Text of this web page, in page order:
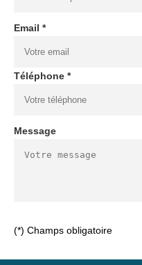
Email *
Téléphone *
Message
(*) Champs obligatoire